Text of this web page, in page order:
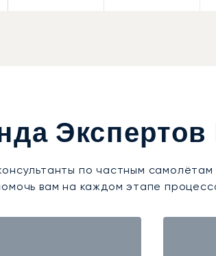
по частным
вам на каждом этапе